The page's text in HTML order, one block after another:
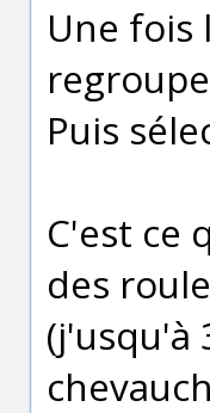
Une fois
Puis
C'est ce
des
(j'usqu'à